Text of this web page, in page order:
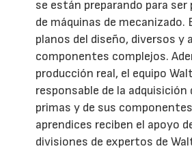
se están preparando para ser
de máquinas de mecanizado.
planos del diseño, diversos y
componentes complejos.
producción real, el equipo
responsable de la
primas y de sus
aprendices reciben el apoyo
divisiones de expertos de